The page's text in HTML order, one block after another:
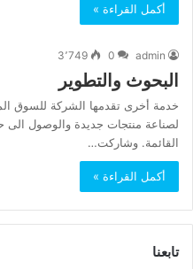
أكمل القراءة »
admin
0 3٬749
البحوث والتطوير
خدمة أخرى تقدمها الشركة للسوق
لصناعة منتجات جديدة والوصول الى
القائمة. وشاركت…
أكمل القراءة »
تابعنا